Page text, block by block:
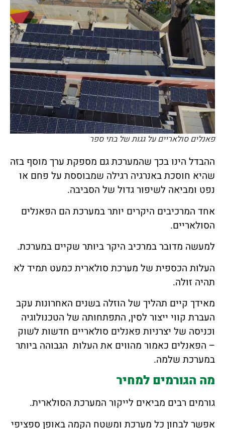
פאנלים סולאריים על גגות של בתי ספר
ההבדל הינו בכך שהמערכת גם מספקת ערך מוסף בזה
שהיא חוסכת באנרגיה רגילה שמבוססת על פחם או
נפט ומביאה לשיפור גדול של הסביבה.
אחד המרכיבים היקרים יותר במערכת הם הפאנלים
הסולאריים.
למעשה מדובר במרכיב היקר ביותר שקיים במערכת.
העלות הכספית של מערכת סולארית כמעט תמיד לא
תהיה זולה.
מאידך קיים תהליך של הוזלה בשנים האחרונות עקב
העברת קווי ייצור לסין, התפתחותה של הטכנולוגיה
וכניסה של יצרניות פאנלים סולאריים חדשות לשוק
– הפאנלים כאמור מהווים את העלות הגבוהה ביותר
במערכת שלמה.
מה הגורמים למחיר
גורמים רבים מביאים לייקור המערכת הסולארית.
אפשר לבחון כל מערכת ומשטח הקמה באופן ספציפי